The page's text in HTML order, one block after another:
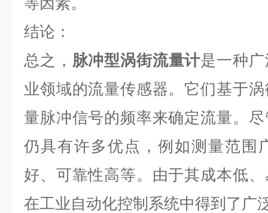
结论：
总之， 脉冲型涡街流量计是一种
业领域的流量传感器。它们基于
量脉冲信号的频率来确定流量。
仍具有许多优点，例如测量范围
好、可靠性高等。由于其成本低
在工业自动化控制系统中得到了广